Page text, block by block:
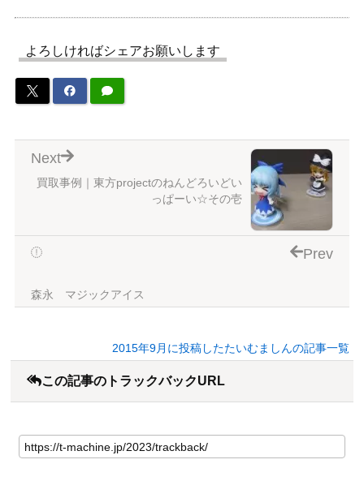
よろしければシェアお願いします
買取事例｜東方projectのねんどろいどい
っぱーい☆その壱
Next
森永 マジックアイス
Prev
2015年9月に投稿したたいむましんの記事一覧
この記事のトラックバックURL